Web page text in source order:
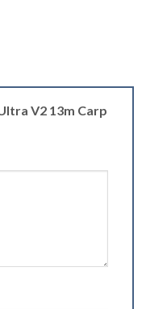
V2 13m Carp